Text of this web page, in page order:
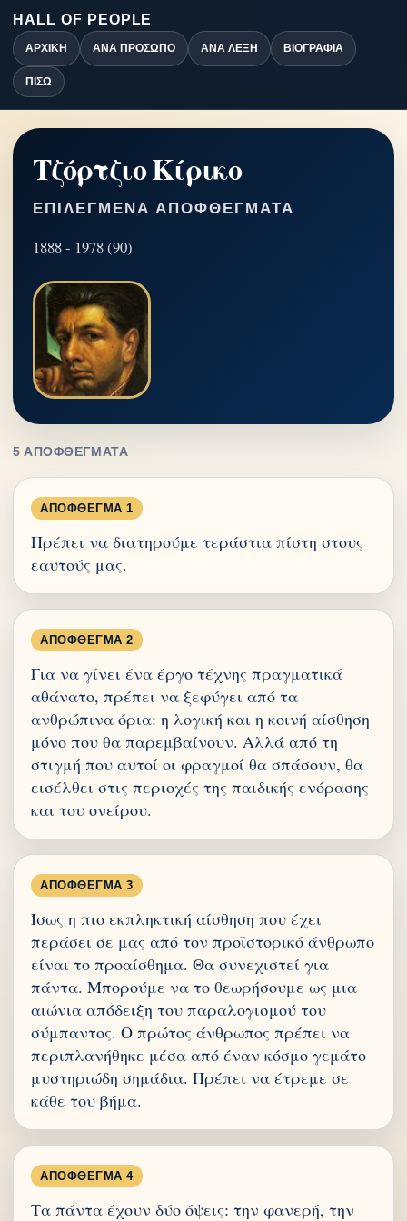
HALL OF PEOPLE
ΑΡΧΙΚΉ ΑΝΆ ΠΡΌΣΩΠΟ ΑΝΆ ΛΈΞΗ ΒΙΟΓΡΑΦΊΑ
ΠΊΣΩ
Τζόρτζιο Κίρικο
ΕΠΙΛΕΓΜΈΝΑ ΑΠΟΦΘΈΓΜΑΤΑ
1888 - 1978 (90)
5 ΑΠΟΦΘΈΓΜΑΤΑ
ΑΠΌΦΘΕΓΜΑ 1
Πρέπει να διατηρούμε τεράστια πίστη στους
εαυτούς μας.
ΑΠΌΦΘΕΓΜΑ 2
Για να γίνει ένα έργο τέχνης πραγματικά
αθάνατο, πρέπει να ξεφύγει από τα
ανθρώπινα όρια: η λογική και η κοινή αίσθηση
μόνο που θα παρεμβαίνουν. Αλλά από τη
στιγμή που αυτοί οι φραγμοί θα σπάσουν, θα
εισέλθει στις περιοχές της παιδικής ενόρασης
και του ονείρου.
ΑΠΌΦΘΕΓΜΑ 3
Ίσως η πιο εκπληκτική αίσθηση που έχει
περάσει σε μας από τον προϊστορικό άνθρωπο
είναι το προαίσθημα. Θα συνεχιστεί για
πάντα. Μπορούμε να το θεωρήσουμε ως μια
αιώνια απόδειξη του παραλογισμού του
σύμπαντος. Ο πρώτος άνθρωπος πρέπει να
περιπλανήθηκε μέσα από έναν κόσμο γεμάτο
μυστηριώδη σημάδια. Πρέπει να έτρεμε σε
κάθε του βήμα.
ΑΠΌΦΘΕΓΜΑ 4
Τα πάντα έχουν δύο όψεις: την φανερή, την